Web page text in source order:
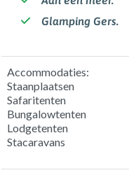
Glamping Gers.
Accommodaties:
Staanplaatsen
Safaritenten
Bungalowtenten
Lodgetenten
Stacaravans